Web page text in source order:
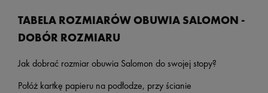
TABELA ROZMIARÓW OBUWIA SALOMON -
DOBÓR ROZMIARU
Jak dobrać rozmiar obuwia Salomon do swojej stopy?
Połóż kartkę papieru na podłodze, przy ścianie